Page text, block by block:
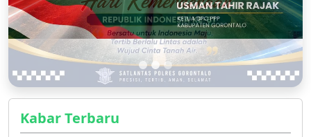
Kabar Terbaru